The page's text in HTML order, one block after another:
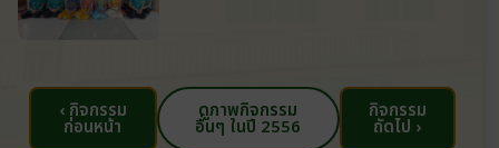
‹ กิจกรรม
ก่อนหน้า
ดูภาพกิจกรรม
อื่นๆ ในปี 2556
กิจกรรม
ถัดไป ›